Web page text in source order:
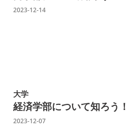
2023-12-14
大学
経済学部について知ろう！
2023-12-07